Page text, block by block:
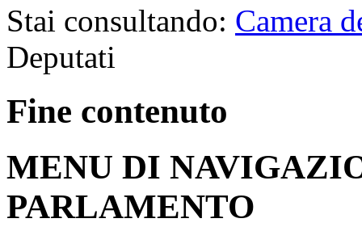
Stai consultando: Camera
Deputati
Fine contenuto
MENU DI
PARLAMENTO